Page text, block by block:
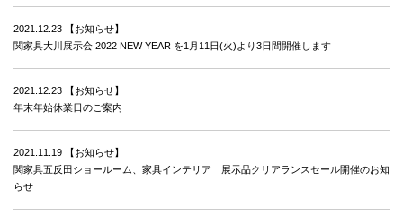
2021.12.23
【お知らせ】
関家具大川展示会 2022 NEW YEAR を1月11日(火)より3日間開催します
2021.12.23
【お知らせ】
年末年始休業日のご案内
2021.11.19
【お知らせ】
関家具五反田ショールーム、家具インテリア 展示品クリアランスセール開催のお知
らせ